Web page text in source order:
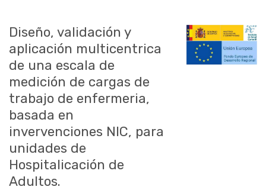
ACCESO PERSONAL
Diseño, validación y
aplicación multicentrica
de una escala de
medición de cargas de
trabajo de enfermeria,
basada en
invervenciones NIC, para
unidades de
Hospitalicación de
Adultos.